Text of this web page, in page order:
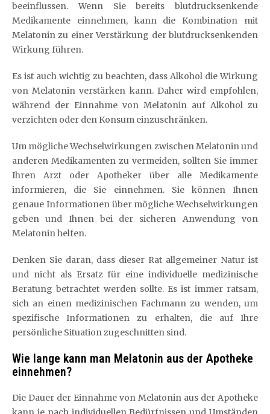
beeinflussen. Wenn Sie bereits blutdrucksenkende
Medikamente einnehmen, kann die Kombination mit
Melatonin zu einer Verstärkung der blutdrucksenkenden
Wirkung führen.
Es ist auch wichtig zu beachten, dass Alkohol die Wirkung
von Melatonin verstärken kann. Daher wird empfohlen,
während der Einnahme von Melatonin auf Alkohol zu
verzichten oder den Konsum einzuschränken.
Um mögliche Wechselwirkungen zwischen Melatonin und
anderen Medikamenten zu vermeiden, sollten Sie immer
Ihren Arzt oder Apotheker über alle Medikamente
informieren, die Sie einnehmen. Sie können Ihnen
genaue Informationen über mögliche Wechselwirkungen
geben und Ihnen bei der sicheren Anwendung von
Melatonin helfen.
Denken Sie daran, dass dieser Rat allgemeiner Natur ist
und nicht als Ersatz für eine individuelle medizinische
Beratung betrachtet werden sollte. Es ist immer ratsam,
sich an einen medizinischen Fachmann zu wenden, um
spezifische Informationen zu erhalten, die auf Ihre
persönliche Situation zugeschnitten sind.
Wie lange kann man Melatonin aus der Apotheke
einnehmen?
Die Dauer der Einnahme von Melatonin aus der Apotheke